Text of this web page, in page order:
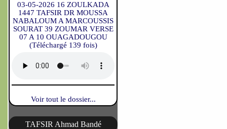
03-05-2026 16 ZOULKADA
1447 TAFSIR DR MOUSSA
NABALOUM A MARCOUSSIS
SOURAT 39 ZOUMAR VERSE
07 A 10 OUAGADOUGOU
(Téléchargé 139 fois)
Voir tout le dossier...
TAFSIR Ahmad Bandé